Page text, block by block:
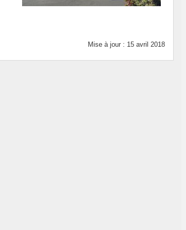
Mise à jour : 15 avril 2018